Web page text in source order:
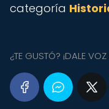
categoría
¿TE GUSTÓ? ¡DALE VOZ